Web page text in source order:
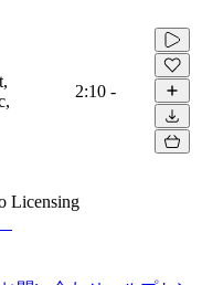
2:10 -
Licensing